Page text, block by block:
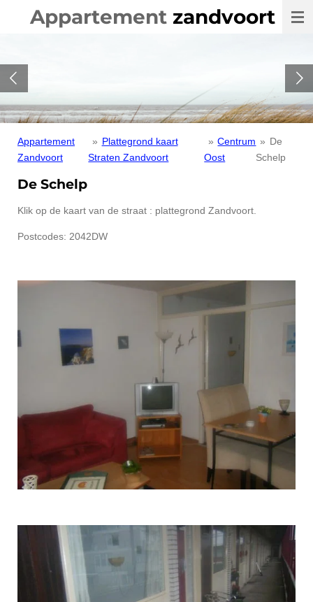
de
hoofdinhoud
Appartement zandvoort
Appartement
Zandvoort
» Plattegrond kaart
Straten Zandvoort
» Centrum
Oost
» De
Schelp
De Schelp
Klik op de kaart van de straat : plattegrond Zandvoort.
Postcodes: 2042DW